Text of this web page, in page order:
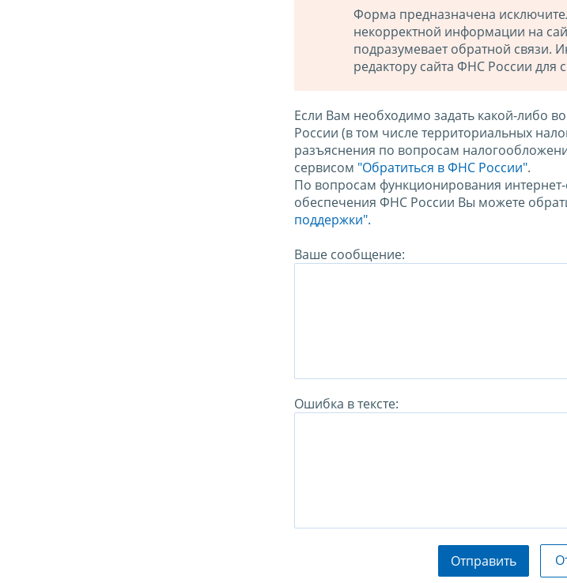
Форма предназначена
некорректной информации на
подразумевает обратной связи.
редактору сайта ФНС России для
Если Вам необходимо задать какой-либо
России (в том числе территориальных
разъяснения по вопросам
сервисом "Обратиться в ФНС России".
По вопросам функционирования
обеспечения ФНС России Вы можете
поддержки".
Ваше сообщение:
Ошибка в тексте:
Отправить